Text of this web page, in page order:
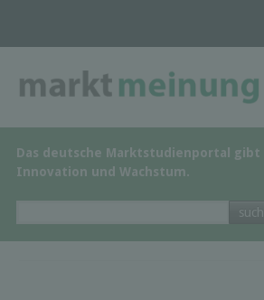
Das deutsche Marktstudienportal
Innovation und Wachstum.